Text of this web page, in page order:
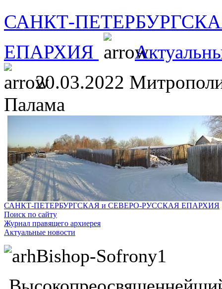
САНКТ-
ЕПАРХИЯ
20.03.2022
Палама
САНКТ-ПЕТЕРБУРГСКАЯ и СЕВЕРО-РУССКАЯ ЕПАРХИЯ
Поиск по сайту
Журнал правящего архиерея
Актуальные новости